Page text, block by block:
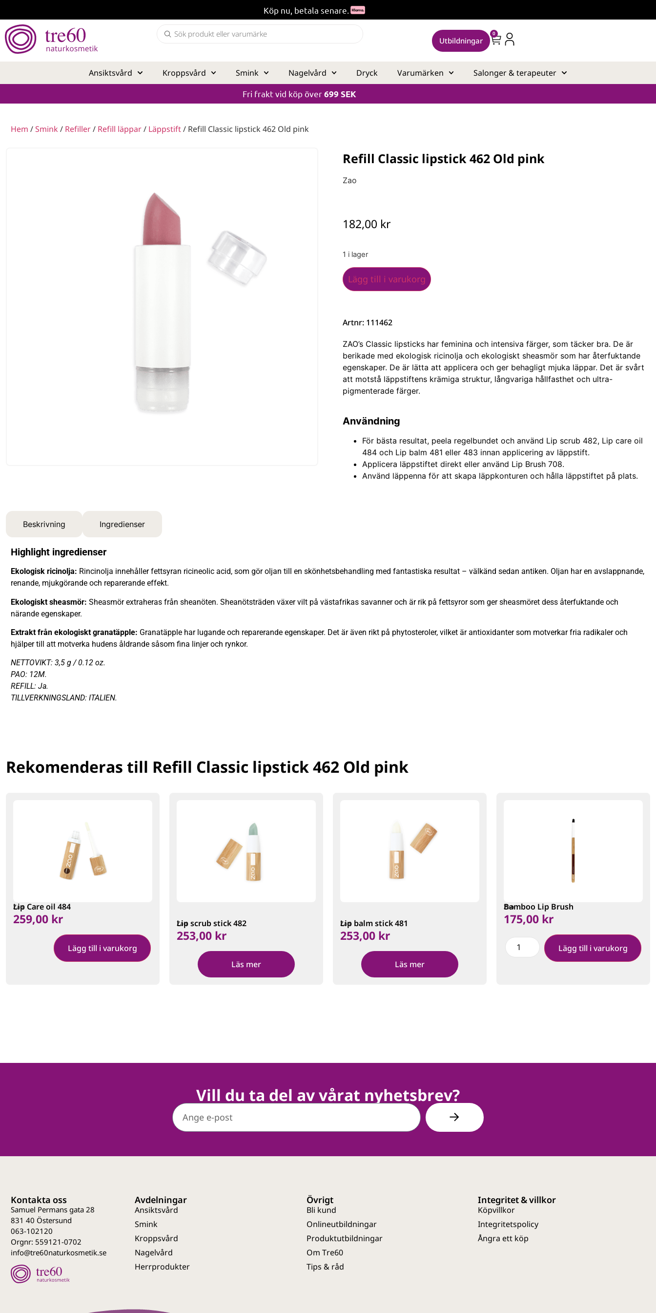
Köp nu, betala senare.
Utbildningar
0
Ansiktsvård Kroppsvård Smink Nagelvård Dryck Varumärken Salonger & terapeuter
Fri frakt vid köp över699 SEK
Hem /Smink / Refiller/ Refill läppar/ Läppstift/ Refill Classic lipstick 462 Old pink
Refill Classic lipstick 462 Old pink
Zao
182,00 kr
1 i lager
Lägg till i varukorg
Artnr: 111462
ZAO’s Classic lipsticks har feminina och intensiva färger, som täcker bra. De är
berikade med ekologisk ricinolja och ekologiskt sheasmör som har återfuktande
egenskaper. De är lätta att applicera och ger behagligt mjuka läppar. Det är svårt
att motstå läppstiftens krämiga struktur, långvariga hållfasthet och ultra-
pigmenterade färger.
Användning
För bästa resultat, peela regelbundet och använd Lip scrub 482, Lip care oil
484 och Lip balm 481 eller 483 innan applicering av läppstift.
Applicera läppstiftet direkt eller använd Lip Brush 708.
Använd läppenna för att skapa läppkonturen och hålla läppstiftet på plats.
Beskrivning Ingredienser
Highlight ingredienser
Ekologisk ricinolja: Rincinolja innehåller fettsyran ricineolic acid, som gör oljan till en skönhetsbehandling med fantastiska resultat – välkänd sedan antiken. Oljan har en avslappnande,
renande, mjukgörande och reparerande effekt.
Ekologiskt sheasmör: Sheasmör extraheras från sheanöten. Sheanötsträden växer vilt på västafrikas savanner och är rik på fettsyror som ger sheasmöret dess återfuktande och
närande egenskaper.
Extrakt från ekologiskt granatäpple: Granatäpple har lugande och reparerande egenskaper. Det är även rikt på phytosteroler, vilket är antioxidanter som motverkar fria radikaler och
hjälper till att motverka hudens åldrande såsom fina linjer och rynkor.
NETTOVIKT: 3,5 g / 0.12 oz.
PAO: 12M.
REFILL: Ja.
TILLVERKNINGSLAND: ITALIEN.
Rekomenderas till Refill Classic lipstick 462 Old pink
Zao
Lip Care oil 484
259,00 kr
Lägg till i varukorg
Zao
Lip scrub stick 482
253,00 kr
Läs mer
Zao
Lip balm stick 481
253,00 kr
Läs mer
Zao
Bamboo Lip Brush
175,00 kr
Lägg till i varukorg
Vill du ta del av vårat nyhetsbrev?
Kontakta oss
Samuel Permans gata 28
831 40 Östersund
063-102120
Orgnr: 559121-0702
info@tre60naturkosmetik.se
Avdelningar
Ansiktsvård
Smink
Kroppsvård
Nagelvård
Herrprodukter
Övrigt
Bli kund
Onlineutbildningar
Produktutbildningar
Om Tre60
Tips & råd
Integritet & villkor
Köpvillkor
Integritetspolicy
Ångra ett köp